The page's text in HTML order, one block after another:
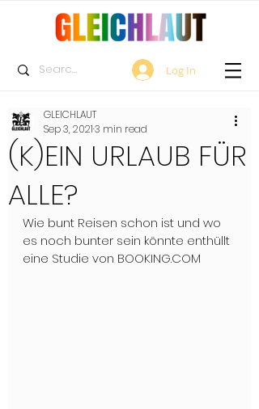
Log In
(K)EIN URLAUB FÜR
ALLE?
GLEICHLAUT
Sep 3, 20213 min read
Wie bunt Reisen schon ist und wo
es noch bunter sein könnte enthüllt
eine Studie von BOOKING.COM